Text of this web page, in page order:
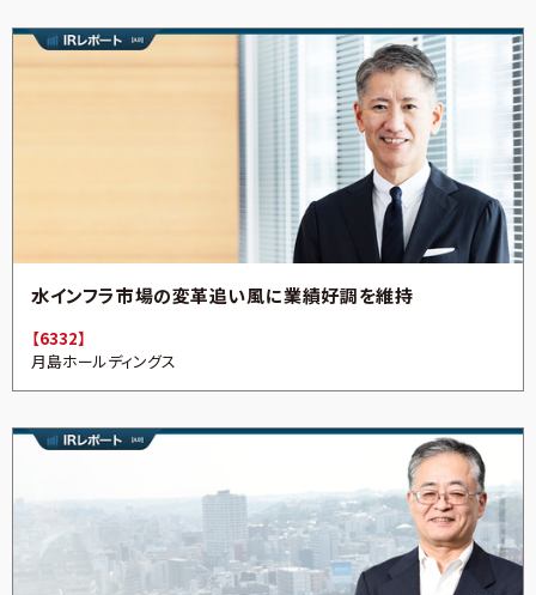
水インフラ市場の変革追い風に業績好調を維持
【6332】
月島ホールディングス